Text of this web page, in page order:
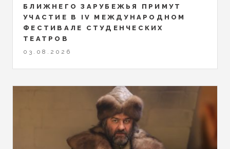
БЛИЖНЕГО ЗАРУБЕЖЬЯ ПРИМУТ
УЧАСТИЕ В IV МЕЖДУНАРОДНОМ
ФЕСТИВАЛЕ СТУДЕНЧЕСКИХ
ТЕАТРОВ
03.08.2026